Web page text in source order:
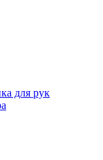
для рук